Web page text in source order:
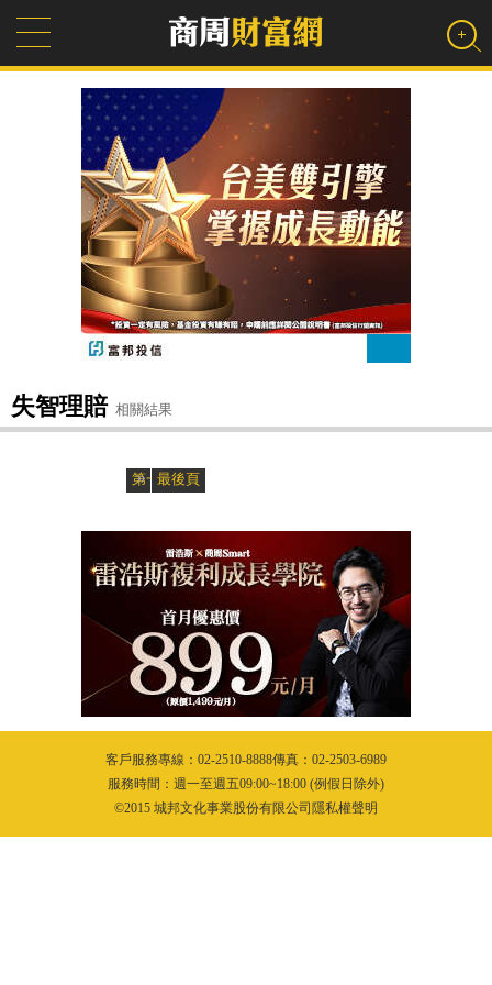
失智理賠 相關結果
第一頁 «
» 最後頁
客戶服務專線：02-2510-8888傳真：02-2503-6989
服務時間：週一至週五09:00~18:00 (例假日除外)
©2015 城邦文化事業股份有限公司隱私權聲明